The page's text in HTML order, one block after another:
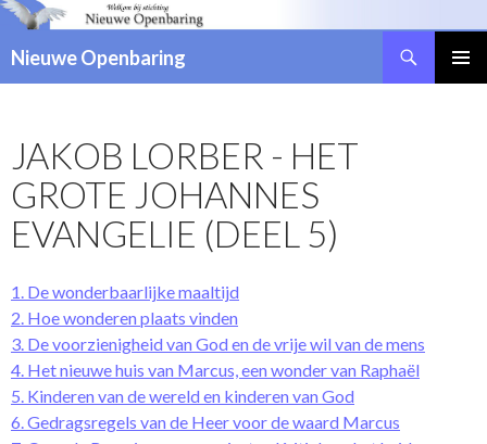
Nieuwe Openbaring
SPRINGEN
JAKOB LORBER - HET
GROTE JOHANNES
EVANGELIE (DEEL 5)
1. De wonderbaarlijke maaltijd
2. Hoe wonderen plaats vinden
3. De voorzienigheid van God en de vrije wil van de mens
4. Het nieuwe huis van Marcus, een wonder van Raphaël
5. Kinderen van de wereld en kinderen van God
6. Gedragsregels van de Heer voor de waard Marcus